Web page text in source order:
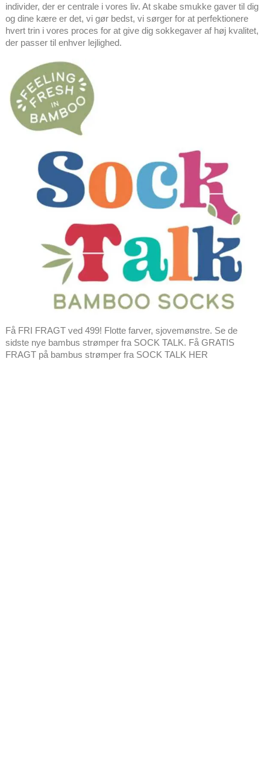
individer, der er centrale i vores liv. At skabe smukke gaver til dig
og dine kære er det, vi gør bedst, vi sørger for at perfektionere
hvert trin i vores proces for at give dig sokkegaver af høj kvalitet,
der passer til enhver lejlighed.
Få FRI FRAGT ved 499! Flotte farver, sjovemønstre. Se de
sidste nye bambus strømper fra SOCK TALK. Få GRATIS
FRAGT på bambus strømper fra SOCK TALK HER